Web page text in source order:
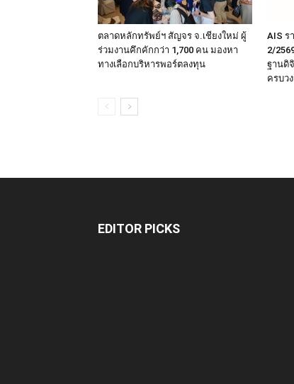
ตลาดหลักทรัพย์ฯ สัญจร จ.เชียงใหม่ ผู้
ร่วมงานคึกคักกว่า 1,700 คน มองหา
ทางเลือกบริหารพอร์ตลงทุน
AIS ร
2/
ฐานดิ
ครบว
EDITOR PICKS